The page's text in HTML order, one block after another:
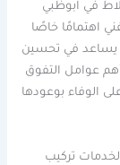
في ابوظبي
اهتمامًا خاصًا
يساعد في تحسين
عوامل التفوق
الوفاء بوعودها
تركيب